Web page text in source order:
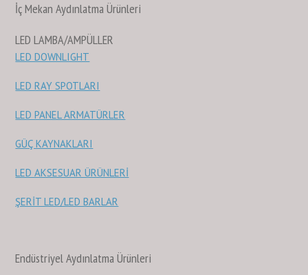
İç Mekan Aydınlatma Ürünleri
LED LAMBA/AMPÜLLER
LED DOWNLIGHT
LED RAY SPOTLARI
LED PANEL ARMATÜRLER
GÜÇ KAYNAKLARI
LED AKSESUAR ÜRÜNLERİ
ŞERİT LED/LED BARLAR
Endüstriyel Aydınlatma Ürünleri